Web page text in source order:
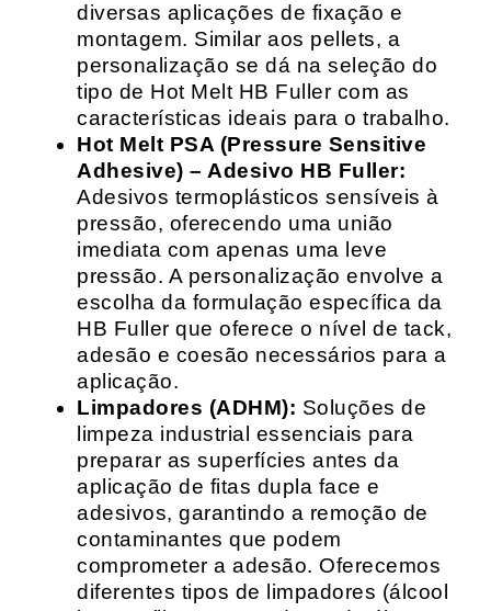
diversas aplicações de fixação e
montagem. Similar aos pellets, a
personalização se dá na seleção do
tipo de Hot Melt HB Fuller com as
características ideais para o trabalho.
Hot Melt PSA (Pressure Sensitive
Adhesive) – Adesivo HB Fuller:
Adesivos termoplásticos sensíveis à
pressão, oferecendo uma união
imediata com apenas uma leve
pressão. A personalização envolve a
escolha da formulação específica da
HB Fuller que oferece o nível de tack,
adesão e coesão necessários para a
aplicação.
Limpadores (ADHM): Soluções de
limpeza industrial essenciais para
preparar as superfícies antes da
aplicação de fitas dupla face e
adesivos, garantindo a remoção de
contaminantes que podem
comprometer a adesão. Oferecemos
diferentes tipos de limpadores (álcool